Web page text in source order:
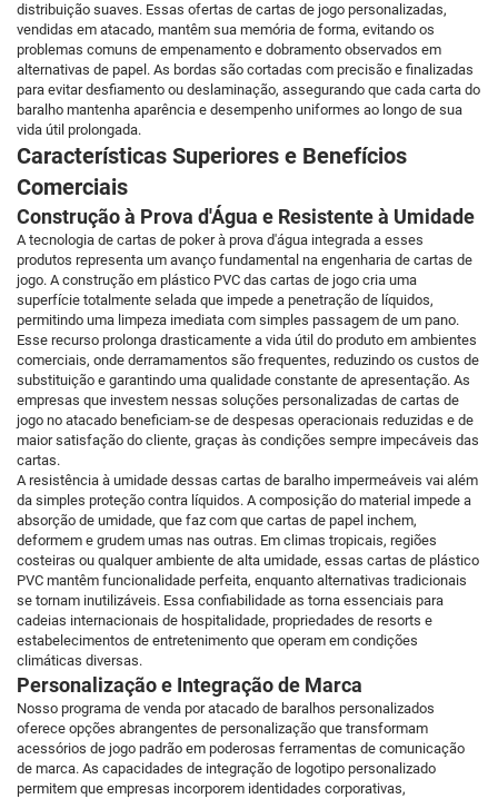
distribuição suaves. Essas ofertas de cartas de jogo personalizadas,
vendidas em atacado, mantêm sua memória de forma, evitando os
problemas comuns de empenamento e dobramento observados em
alternativas de papel. As bordas são cortadas com precisão e finalizadas
para evitar desfiamento ou deslaminação, assegurando que cada carta do
baralho mantenha aparência e desempenho uniformes ao longo de sua
vida útil prolongada.
Características Superiores e Benefícios
Comerciais
Construção à Prova d'Água e Resistente à Umidade
A tecnologia de cartas de poker à prova d'água integrada a esses
produtos representa um avanço fundamental na engenharia de cartas de
jogo. A construção em plástico PVC das cartas de jogo cria uma
superfície totalmente selada que impede a penetração de líquidos,
permitindo uma limpeza imediata com simples passagem de um pano.
Esse recurso prolonga drasticamente a vida útil do produto em ambientes
comerciais, onde derramamentos são frequentes, reduzindo os custos de
substituição e garantindo uma qualidade constante de apresentação. As
empresas que investem nessas soluções personalizadas de cartas de
jogo no atacado beneficiam-se de despesas operacionais reduzidas e de
maior satisfação do cliente, graças às condições sempre impecáveis das
cartas.
A resistência à umidade dessas cartas de baralho impermeáveis vai além
da simples proteção contra líquidos. A composição do material impede a
absorção de umidade, que faz com que cartas de papel inchem,
deformem e grudem umas nas outras. Em climas tropicais, regiões
costeiras ou qualquer ambiente de alta umidade, essas cartas de plástico
PVC mantêm funcionalidade perfeita, enquanto alternativas tradicionais
se tornam inutilizáveis. Essa confiabilidade as torna essenciais para
cadeias internacionais de hospitalidade, propriedades de resorts e
estabelecimentos de entretenimento que operam em condições
climáticas diversas.
Personalização e Integração de Marca
Nosso programa de venda por atacado de baralhos personalizados
oferece opções abrangentes de personalização que transformam
acessórios de jogo padrão em poderosas ferramentas de comunicação
de marca. As capacidades de integração de logotipo personalizado
permitem que empresas incorporem identidades corporativas,